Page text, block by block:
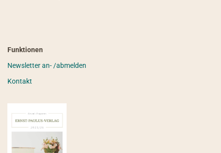
Funktionen
Newsletter an- /abmelden
Kontakt